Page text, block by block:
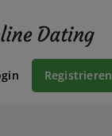
Registrieren